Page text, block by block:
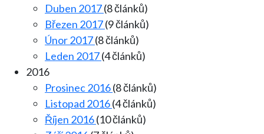
Duben 2017(8 článků)
Březen 2017(9 článků)
Únor 2017(8 článků)
Leden 2017(4 článků)
2016
Prosinec 2016(8 článků)
Listopad 2016(4 článků)
Říjen 2016(10 článků)